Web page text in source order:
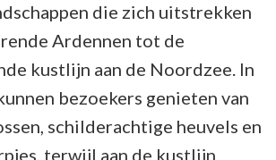
die zich uitstrekken
Ardennen tot de
kustlijn aan de Noordzee. In
bezoekers genieten van
schilderachtige heuvels en
terwijl aan de kustlijn